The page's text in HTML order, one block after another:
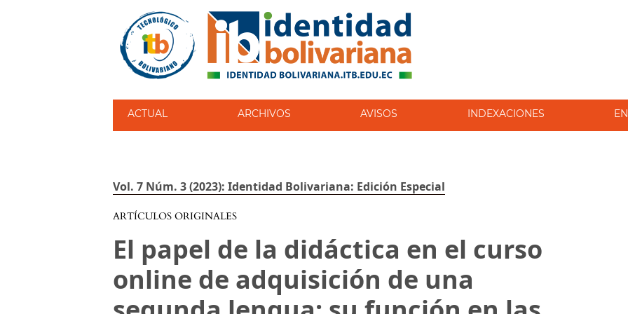
ACTUAL ARCHIVOS AVISOS INDEXACIONES
Vol. 7 Núm. 3 (2023): Identidad Bolivariana: Edición Especial
ARTÍCULOS ORIGINALES
El papel de la didáctica en el curso
online de adquisición de una